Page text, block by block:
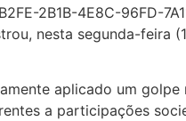
nesta segunda-
aplicado um
a participações